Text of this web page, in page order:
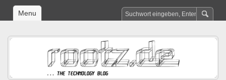
Menu